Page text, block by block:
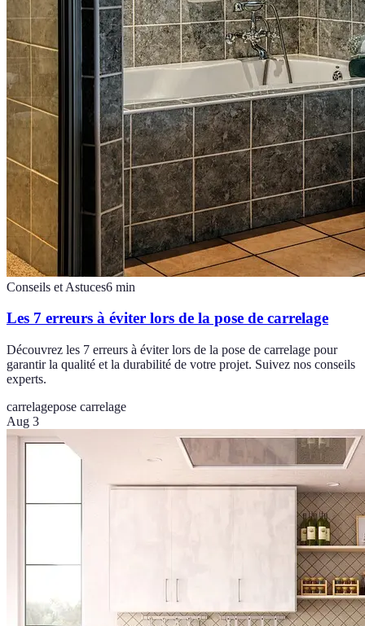
Conseils et Astuces6 min
Les 7 erreurs à éviter lors de la pose de carrelage
Découvrez les 7 erreurs à éviter lors de la pose de carrelage pour
garantir la qualité et la durabilité de votre projet. Suivez nos conseils
experts.
carrelagepose carrelage
Aug 3